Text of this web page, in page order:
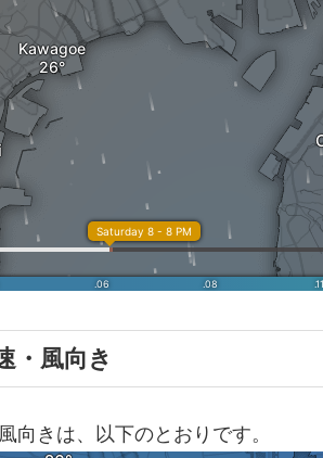
・風向き
向きは、以下のとおりです。